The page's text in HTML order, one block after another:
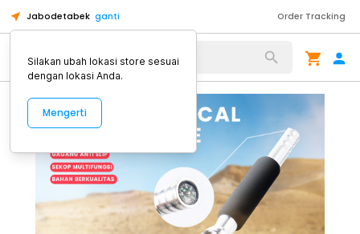
Jabodetabek ganti Order Tracking
Alat Kopi
Silakan ubah lokasi store sesuai
dengan lokasi Anda.
Mengerti